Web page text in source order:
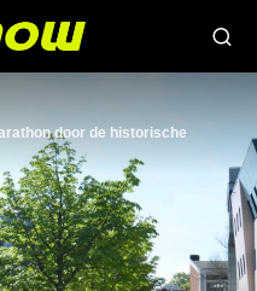
door de historische